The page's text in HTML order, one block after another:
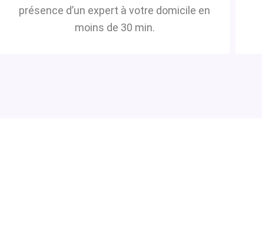
présence d’un expert à votre domicile en
moins de 30 min.